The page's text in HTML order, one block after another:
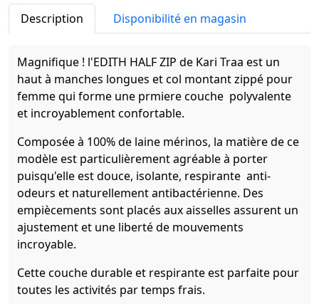
Description Disponibilité en magasin
Magnifique ! l'EDITH HALF ZIP de Kari Traa est un
haut à manches longues et col montant zippé pour
femme qui forme une prmiere couche polyvalente
et incroyablement confortable.
Composée à 100% de laine mérinos, la matière de ce
modèle est particulièrement agréable à porter
puisqu'elle est douce, isolante, respirante anti-
odeurs et naturellement antibactérienne. Des
empiècements sont placés aux aisselles assurent un
ajustement et une liberté de mouvements
incroyable.
Cette couche durable et respirante est parfaite pour
toutes les activités par temps frais.